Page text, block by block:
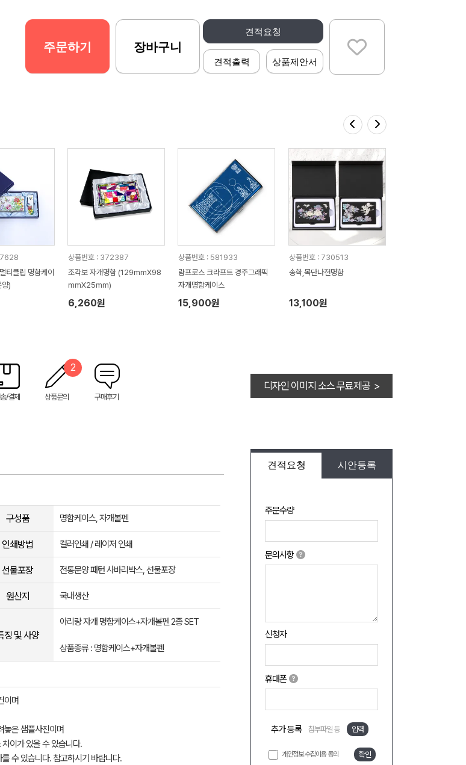
견적요청
견적출력 상품제안서
주문하기 장바구니
티클립 명함케이
양)
상품번호 : 372387
조각보 자개명함 (129mmX98
mmX25mm)
6,260원
상품번호 : 581933
람프로스 크라프트 경주그래픽
자개명함케이스
15,900원
상품번호 : 730513
송학,목단나전명함
13,100원
/결제 상품문의
2
구매후기
디자인 이미지 소스 무료제공 >
견적요청 시안등록
주문수량
문의사항
신청자
휴대폰
추가 등록 첨부파일 등 입력
개인정보 수집이용 동의 확인
구성품 명함케이스, 자개볼펜
인쇄방법 컬러인쇄 / 레이저 인쇄
선물포장 전통문양 패턴 사바리박스, 선물포장
원산지 국내생산
징 및 사양
아리랑 자개 명함케이스+자개볼펜 2종 SET
상품종류 : 명함케이스+자개볼펜
이며
놓은 샘플사진이며
이가 있을 수 있습니다.
수 있습니다. 참고하시기 바랍니다.